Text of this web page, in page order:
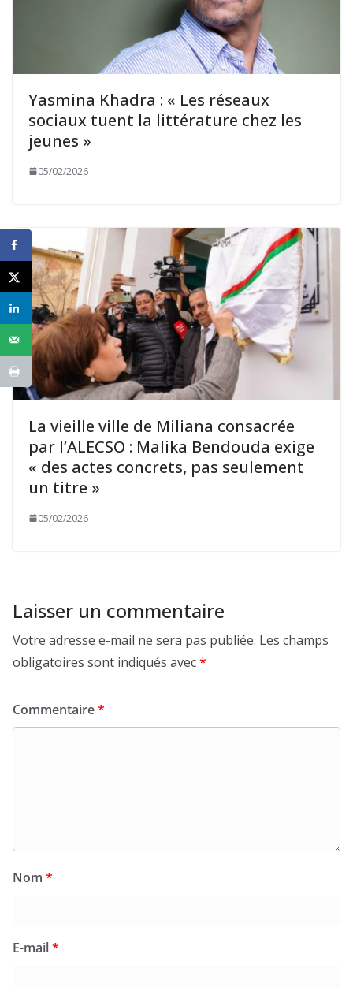
Yasmina Khadra : « Les réseaux
sociaux tuent la littérature chez les
jeunes »
05/02/2026
La vieille ville de Miliana consacrée
par l’ALECSO : Malika Bendouda exige
« des actes concrets, pas seulement
un titre »
05/02/2026
Laisser un commentaire
Votre adresse e-mail ne sera pas publiée. Les champs
obligatoires sont indiqués avec*
Commentaire*
Nom *
E-mail*